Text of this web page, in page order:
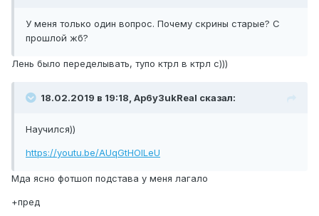
У меня только один вопрос. Почему скрины старые? С
прошлой жб?
Лень было переделывать, тупо ктрл в ктрл с)))
18.02.2019 в 19:18, Ap6y3ukReal сказал:
Научился))
https://youtu.be/AUqGtHOILeU
Мда ясно фотшоп подстава у меня лагало
+пред